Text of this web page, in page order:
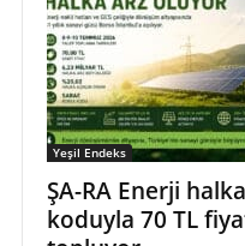
Yeşil Endeks
ŞA-RA Enerji
koduyla 70 TL